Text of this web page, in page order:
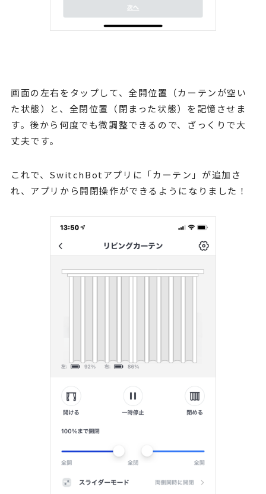
画面の左右をタップして、全開位置（カーテンが空い
た状態）と、全閉位置（閉まった状態）を記憶させま
す。後から何度でも微調整できるので、ざっくりで大
丈夫です。
これで、SwitchBotアプリに「カーテン」が追加さ
れ、アプリから開閉操作ができるようになりました！